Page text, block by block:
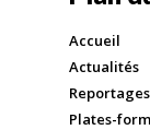
Accueil
Actualités
Plates-